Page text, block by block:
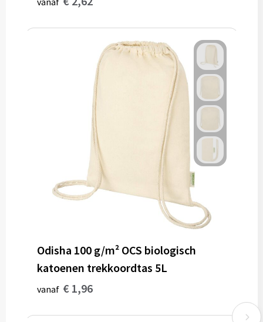
Odisha 100 g/m² OCS biologisch
katoenen trekkoordtas 5L
vanaf € 1,96